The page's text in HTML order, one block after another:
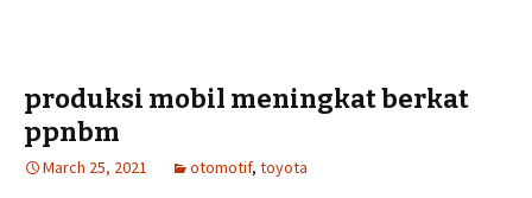
produksi mobil meningkat berkat
ppnbm
March 25, 2021 otomotif, toyota